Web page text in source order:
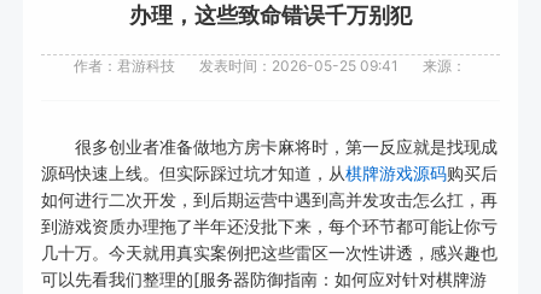
办理，这些致命错误千万别犯
作者：君游科技 发表时间：2026-05-25 09:41 来源：
很多创业者准备做地方房卡麻将时，第一反应就是找现成
源码快速上线。但实际踩过坑才知道，从棋牌游戏源码购买后
如何进行二次开发，到后期运营中遇到高并发攻击怎么扛，再
到游戏资质办理拖了半年还没批下来，每个环节都可能让你亏
几十万。今天就用真实案例把这些雷区一次性讲透，感兴趣也
可以先看我们整理的[服务器防御指南：如何应对针对棋牌游